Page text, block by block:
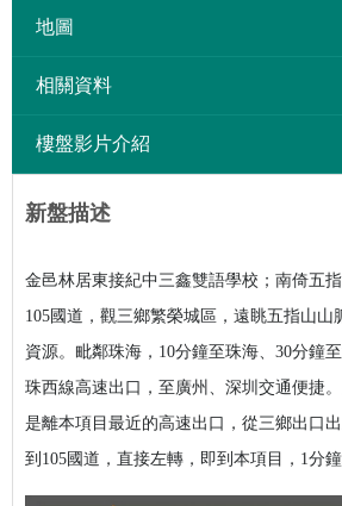
地圖
相關資料
樓盤影片介紹
新盤描述
金邑林居東接紀中三鑫雙語學校；南倚五
105國道，觀三鄉繁榮城區，遠眺五指山山
資源。 毗鄰珠海，10分鐘至珠海、30分鐘
珠西線高速出口，至廣州、深圳交通便捷。
是離本項目最近的高速出口，從三鄉出口
到105國道，直接左轉，即到本項目，1分鐘